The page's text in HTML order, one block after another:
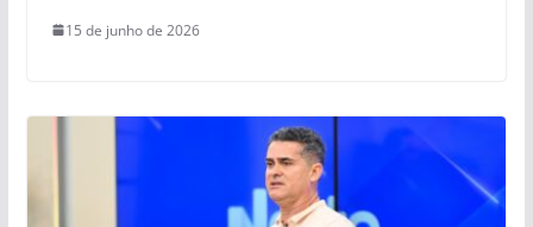
15 de junho de 2026